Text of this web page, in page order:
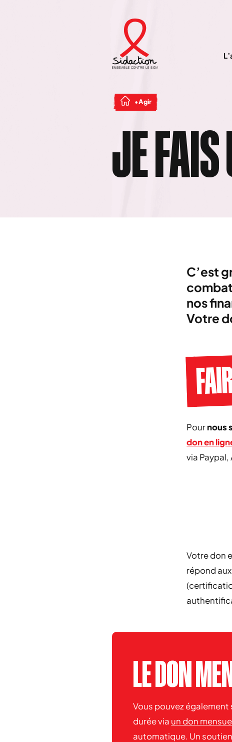
Agir
JE
C’est
nos
Votre
Pournous
don en
via Paypal,
Votre don
répond
LE DON
Vous pouvez
durée via un don
automatique. Un